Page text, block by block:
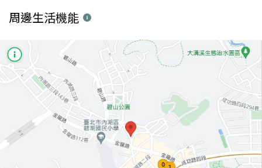
周邊生活機能